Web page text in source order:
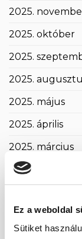
Ez a weboldal
Sütiket
2025.
2025. október
2025.
2025.
2025. május
2025. április
2025. március
2025. február
2024.